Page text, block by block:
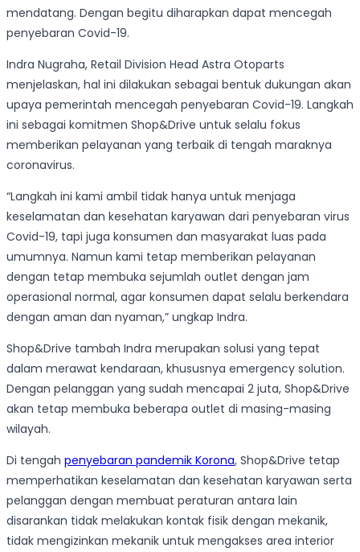
mendatang. Dengan begitu diharapkan dapat mencegah
penyebaran Covid-19.
Indra Nugraha, Retail Division Head Astra Otoparts
menjelaskan, hal ini dilakukan sebagai bentuk dukungan akan
upaya pemerintah mencegah penyebaran Covid-19. Langkah
ini sebagai komitmen Shop&Drive untuk selalu fokus
memberikan pelayanan yang terbaik di tengah maraknya
coronavirus.
“Langkah ini kami ambil tidak hanya untuk menjaga
keselamatan dan kesehatan karyawan dari penyebaran virus
Covid-19, tapi juga konsumen dan masyarakat luas pada
umumnya. Namun kami tetap memberikan pelayanan
dengan tetap membuka sejumlah outlet dengan jam
operasional normal, agar konsumen dapat selalu berkendara
dengan aman dan nyaman,” ungkap Indra.
Shop&Drive tambah Indra merupakan solusi yang tepat
dalam merawat kendaraan, khususnya emergency solution.
Dengan pelanggan yang sudah mencapai 2 juta, Shop&Drive
akan tetap membuka beberapa outlet di masing-masing
wilayah.
Di tengah penyebaran pandemik Korona, Shop&Drive tetap
memperhatikan keselamatan dan kesehatan karyawan serta
pelanggan dengan membuat peraturan antara lain
disarankan tidak melakukan kontak fisik dengan mekanik,
tidak mengizinkan mekanik untuk mengakses area interior